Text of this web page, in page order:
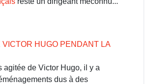
VICTOR HUGO PENDANT LA
agitée de Victor Hugo, il y a
dus à des